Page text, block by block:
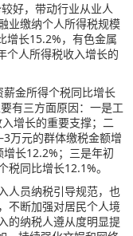
好，带动行业从业人
业缴纳个人所得税规模
增长15.2%，有色金属
个人所得税收入增长的
金所得个税同比增长
有三方面原因：一是工
增长的重要支撑；二
万元的群体缴税金额增
长12.2%；三是年初
同比增长12.1%。
员纳税引导规范，也
不断加强对居民个人境
的纳税人遵从度明显提